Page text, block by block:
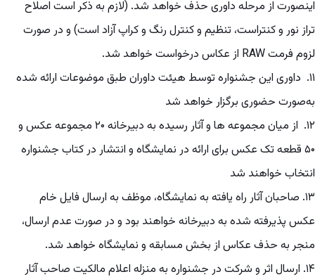
اینصورت از مرحله داوری حذف خواهد شد. (لازم به ذکر است اصلاح
تراز نور و کنتراست، تنظیم و کنترل رنگ و کراپ آزاد است) و در صورت
لزوم فرمت RAW از عکاس درخواست خواهد شد.
۱۱. داوری این جشنواره توسط هیئت داوران طبق موضوعات ارائه شده
به‌صورت حضوری برگزار خواهد شد
۱۲. از میان مجموعه ها و آثار رسیده به دبیرخانه ۲۰ مجموعه عکس و
۵۰ قطعه تک عکس برای ارائه در نمایشگاه و انتشار در کتاب جشنواره
انتخاب خواهند شد
۱۳. صاحبان آثار راه یافته به نمایشگاه، موظف به ارسال فایل خام
عکس پذیرفته شده به دبیرخانه خواهند بود و در صورت عدم ارسال،
منجر به حذف عکاس از بخش مسابقه و نمایشگاه خواهد شد.
۱۴. ارسال اثر و شرکت در جشنواره به منزله اعلام مالکیت صاحب آثار